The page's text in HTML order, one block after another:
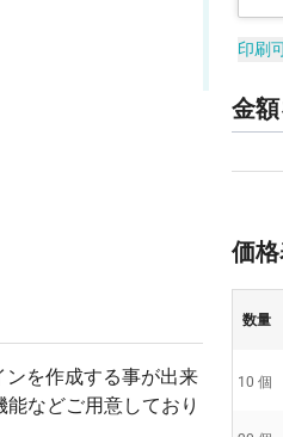
ンを作成する事が出来
などご用意しており
印刷
金
価
数量
10 個